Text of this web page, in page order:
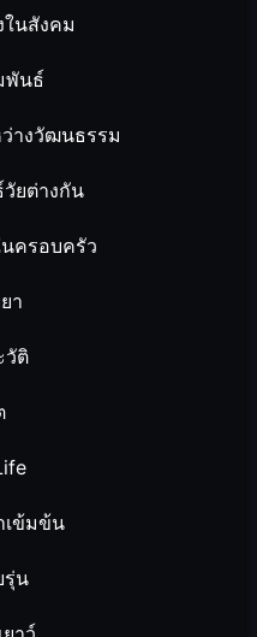
นสังคม
พันธ์
างวัฒนธรรม
ยต่างกัน
ครอบครัว
า
วัติ
เข้มข้น
รุ่น